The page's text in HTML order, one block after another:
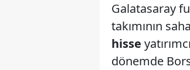
Galatasaray
takımının
hisse
dönemde